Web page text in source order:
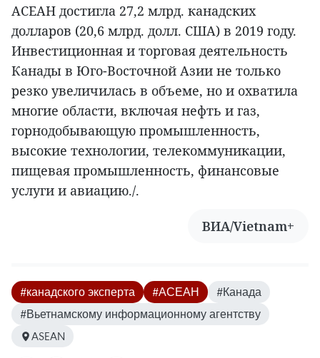
АСЕАН достигла 27,2 млрд. канадских
долларов (20,6 млрд. долл. США) в 2019 году.
Инвестиционная и торговая деятельность
Канады в Юго-Восточной Азии не только
резко увеличилась в объеме, но и охватила
многие области, включая нефть и газ,
горнодобывающую промышленность,
высокие технологии, телекоммуникации,
пищевая промышленность, финансовые
услуги и авиацию./.
ВИА/Vietnam+
#канадского эксперта #АСЕАН
#Канада
#Вьетнамскому информационному агентству
ASEAN